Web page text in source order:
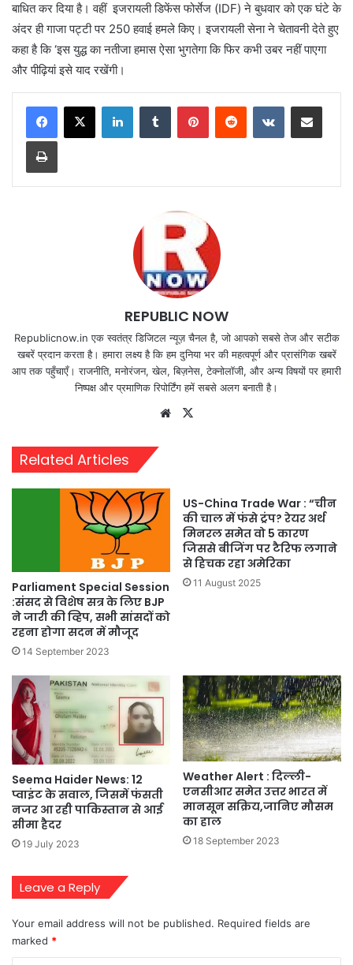
बाधित कर दिया है। वहीं इजरायली डिफेंस फोर्सेज (IDF) ने बुधवार को एक घंटे के
अंदर ही गाजा पट्टी पर 250 हवाई हमले किए। इजरायली सेना ने चेतावनी देते हुए
कहा है कि ‘इस युद्ध का नतीजा हमास ऐसा भुगतेगा कि फिर कभी उबर नहीं पाएगा
और पीढ़ियां इसे याद रखेंगी।
LinkedInTumblr PinterestReddit VKontakteShare via Email
Print
REPUBLIC NOW
Republicnow.in एक स्वतंत्र डिजिटल न्यूज़ चैनल है, जो आपको सबसे तेज और सटीक
खबरें प्रदान करता है। हमारा लक्ष्य है कि हम दुनिया भर की महत्वपूर्ण और प्रासंगिक खबरें
आप तक पहुँचाएँ। राजनीति, मनोरंजन, खेल, बिज़नेस, टेक्नोलॉजी, और अन्य विषयों पर हमारी
निष्पक्ष और प्रमाणिक रिपोर्टिंग हमें सबसे अलग बनाती है।
Website
Related Articles
Parliament Special Session
:संसद से विशेष सत्र के लिए BJP
ने जारी की व्हिप, सभी सांसदों को
रहना होगा सदन में मौजूद
14 September 2023
US-China Trade War : “चीन
की चाल में फंसे ट्रंप? रेयर अर्थ
मिनरल समेत वो 5 कारण
जिससे बीजिंग पर टैरिफ लगाने
से हिचक रहा अमेरिका
11 August 2025
Seema Haider News: 12
प्वाइंट के सवाल, जिसमें फंसती
नजर आ रही पाकिस्तान से आई
सीमा हैदर
19 July 2023
Weather Alert : दिल्ली-
एनसीआर समेत उत्तर भारत में
मानसून सक्रिय,जानिए मौसम
का हाल
18 September 2023
Leave a Reply
Your email address will not be published. Required fields are
marked *